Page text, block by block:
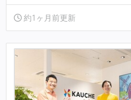
約1ヶ月前更新